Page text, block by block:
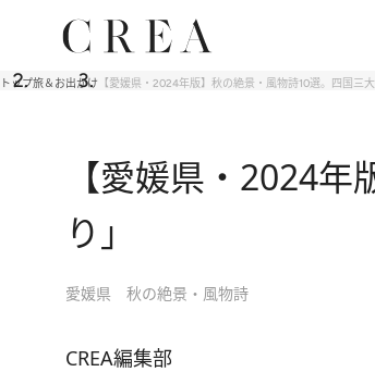
トップ旅＆お出かけ 【愛媛県・2024年版】秋の絶景・風物詩10選。四国三
【愛媛県・2024
り」
愛媛県 秋の絶景・風物詩
CREA編集部